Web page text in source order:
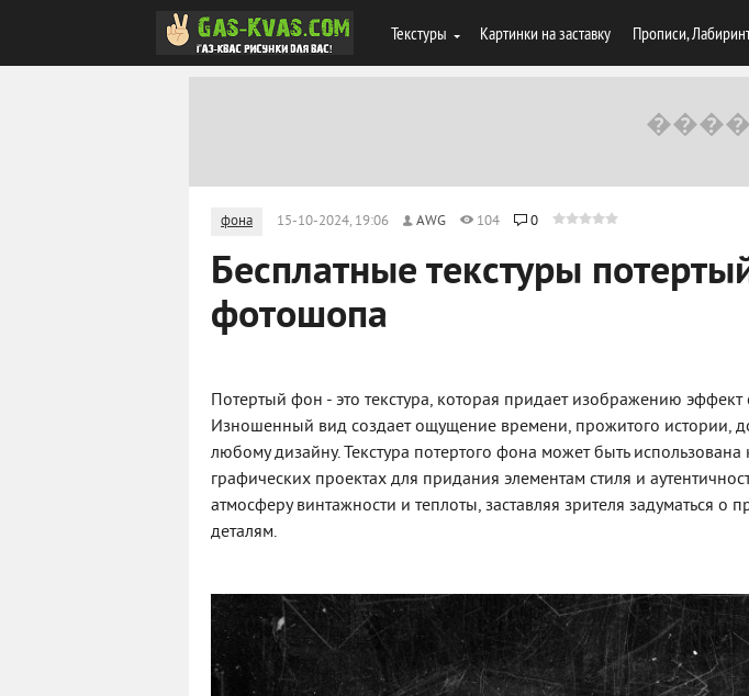
Текстуры Картинки на заставку Прописи,
фона 15-10-2024, 19:06 AWG 104 0
Бесплатные текстуры
фотошопа
Потертый фон - это текстура, которая придает изображению
Изношенный вид создает ощущение времени, прожитого истории,
любому дизайну. Текстура потертого фона может быть использована
графических проектах для придания элементам стиля и
атмосферу винтажности и теплоты, заставляя зрителя задуматься
деталям.